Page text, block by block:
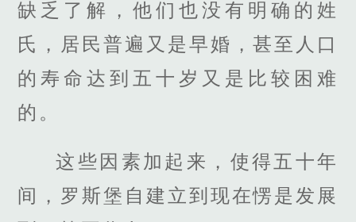
缺乏了解，他们也没有明确的姓
氏，居民普遍又是早婚，甚至人口
的寿命达到五十岁又是比较困难
的。
这些因素加起来，使得五十年
间，罗斯堡自建立到现在愣是发展